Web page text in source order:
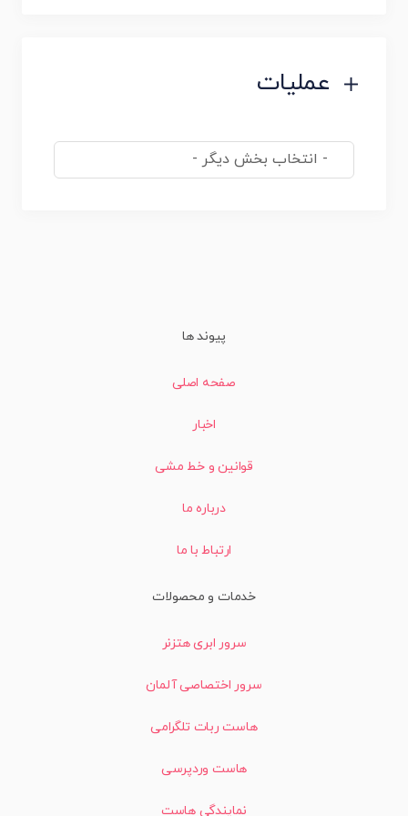
عملیات
پیوند ها
صفحه اصلی
اخبار
قوانین و خط مشی
درباره ما
ارتباط با ما
خدمات و محصولات
سرور ابری هتزنر
سرور اختصاصی آلمان
هاست ربات تلگرامی
هاست وردپرسی
نمایندگی هاست